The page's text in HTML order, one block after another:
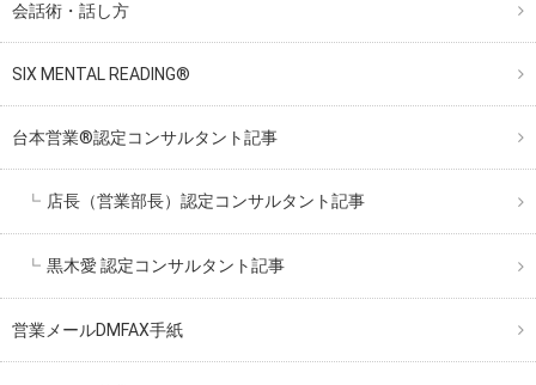
会話術・話し方
SIX MENTAL READING®︎
台本営業®︎認定コンサルタント記事
店長（営業部長）認定コンサルタント記事
黒木愛 認定コンサルタント記事
営業メールDMFAX手紙